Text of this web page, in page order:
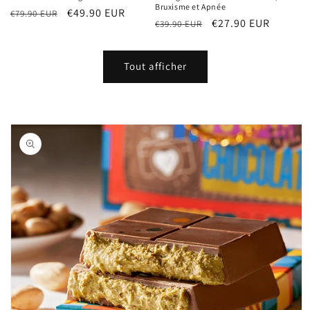
Prix
€79.90 EUR
Prix
€49.90 EUR
Bruxisme et Apnée
Prix
€39.90 EUR
Prix
€27.90 EUR
Tout afficher
Passer aux
informations
produits